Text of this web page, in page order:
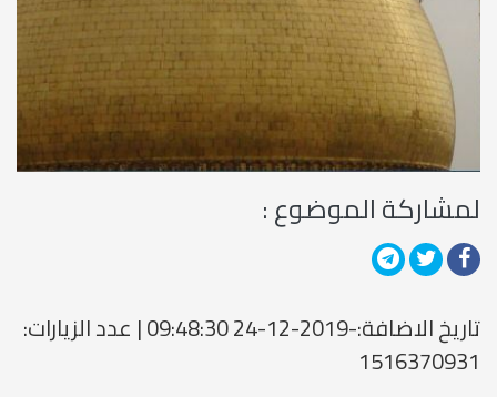
لمشاركة الموضوع :
تاريخ الاضافة:-2019-12-24 09:48:30 | عدد الزيارات:
1516370931